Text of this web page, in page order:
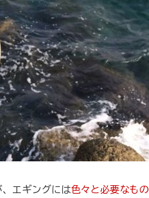
エギングには色々と必要なもの